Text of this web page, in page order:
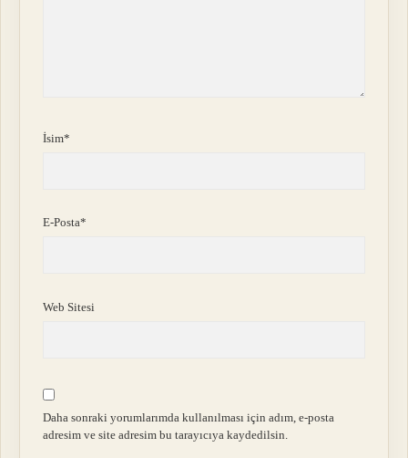
İsim*
E-Posta*
Web Sitesi
Daha sonraki yorumlarımda kullanılması için adım, e-posta
adresim ve site adresim bu tarayıcıya kaydedilsin.